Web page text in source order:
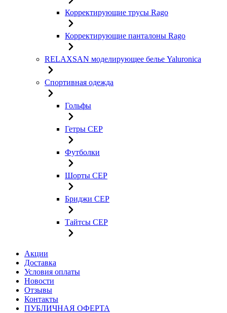
Корректирующие трусы Rago
Корректирующие панталоны Rago
RELAXSAN моделирующее белье Yaluroniсa
Спортивная одежда
Гольфы
Гетры CEP
Футболки
Шорты CEP
Бриджи CEP
Тайтсы CEP
Акции
Доставка
Условия оплаты
Новости
Отзывы
Контакты
ПУБЛИЧНАЯ ОФЕРТА